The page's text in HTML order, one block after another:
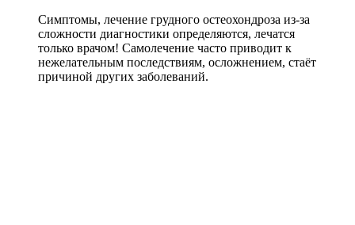
Симптомы, лечение грудного остеохондроза из-за
сложности диагностики определяются, лечатся
только врачом! Самолечение часто приводит к
нежелательным последствиям, осложнением, стаёт
причиной других заболеваний.